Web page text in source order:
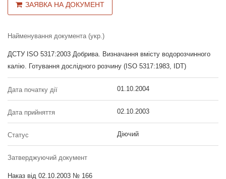
ЗАЯВКА НА ДОКУМЕНТ
Найменування документа (укр.)
ДСТУ ISO 5317:2003 Добрива. Визначання вмісту водорозчинного
калію. Готування дослідного розчину (ISO 5317:1983, IDT)
Дата початку дії 01.10.2004
Дата прийняття 02.10.2003
Статус Діючий
Затверджуючий документ
Наказ від 02.10.2003 № 166